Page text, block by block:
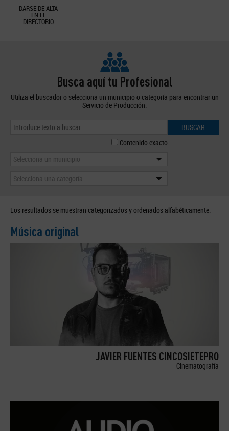
DARSE DE ALTA
EN EL
DIRECTORIO
Busca aquí tu Profesional
Utiliza el buscador o selecciona un municipio o categoría para encontrar un
Servicio de Producción.
BUSCAR
Contenido exacto
Selecciona un municipio
Selecciona una categoría
Los resultados se muestran categorizados y ordenados alfabéticamente.
Música original
JAVIER FUENTES CINCOSIETEPRO
Cinematografía